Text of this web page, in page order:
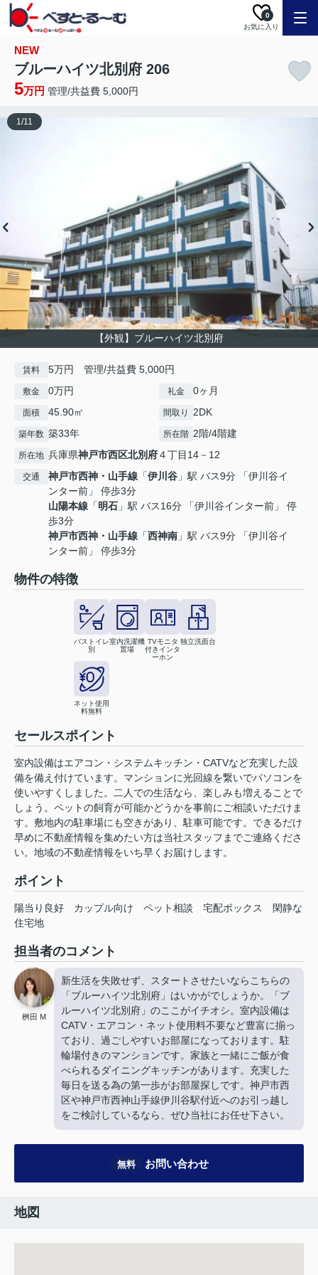
お気に入り
0
NEW
ブルーハイツ北別府 206
5万円 管理/共益費 5,000円
【外観】ブルーハイツ北別府
1/11
賃料 5万円 管理/共益費 5,000円
敷金 0万円 礼金 0ヶ月
面積 45.90㎡ 間取り 2DK
築年数 築33年 所在階 2階/4階建
所在地 兵庫県神戸市西区北別府４丁目14－12
交通 神戸市西神・山手線 「伊川谷 」駅 バス9分 「伊川谷イ
ンター前」 停歩3分
山陽本線 「明石 」駅 バス16分 「伊川谷インター前」 停
歩3分
神戸市西神・山手線 「西神南 」駅 バス9分 「伊川谷イ
ンター前」 停歩3分
物件の特徴
バストイレ
別
室内洗濯機
置場
TVモニタ
付きインタ
ーホン
独立洗面台
ネット使用
料無料
セールスポイント
室内設備はエアコン・システムキッチン・CATVなど充実した設
備を備え付けています。マンションに光回線を繋いでパソコンを
使いやすくしました。二人での生活なら、楽しみも増えることで
しょう。ペットの飼育が可能かどうかを事前にご相談いただけま
す。敷地内の駐車場にも空きがあり、駐車可能です。できるだけ
早めに不動産情報を集めたい方は当社スタッフまでご連絡くださ
い。地域の不動産情報をいち早くお届けします。
ポイント
陽当り良好 カップル向け ペット相談 宅配ボックス
閑静な
住宅地
担当者のコメント
桝田 M
新生活を失敗せず、スタートさせたいならこちらの
「ブルーハイツ北別府」はいかがでしょうか。「ブ
ルーハイツ北別府」のここがイチオシ。室内設備は
CATV・エアコン・ネット使用料不要など豊富に揃っ
ており、過ごしやすいお部屋になっております。駐
輪場付きのマンションです。家族と一緒にご飯が食
べられるダイニングキッチンがあります。充実した
毎日を送る為の第一歩がお部屋探しです。神戸市西
区や神戸市西神山手線伊川谷駅付近へのお引っ越し
をご検討しているなら、ぜひ当社にお任せ下さい。
無料 お問い合わせ
地図